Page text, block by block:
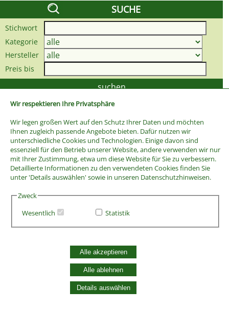
Wir respektieren Ihre Privatsphäre
Wir legen großen Wert auf den Schutz Ihrer Daten und möchten
Ihnen zugleich passende Angebote bieten. Dafür nutzen wir
unterschiedliche Cookies und Technologien. Einige davon sind
essenziell für den Betrieb unserer Website, andere verwenden wir nur
mit Ihrer Zustimmung, etwa um diese Website für Sie zu verbessern.
Detaillierte Informationen zu den verwendeten Cookies finden Sie
unter 'Details auswählen' sowie in unseren Datenschutzhinweisen.
Zweck
Wesentlich
Statistik
Alle akzeptieren
Alle ablehnen
Details auswählen
SUCHE
Stichwort
Kategorie
Hersteller
Preis bis
AGB
Vertrag widerrufen
Datenschutzerklärung
Zahlung und Versand
Batterieentsorgung
Widerruf Cookie-Einwilligung